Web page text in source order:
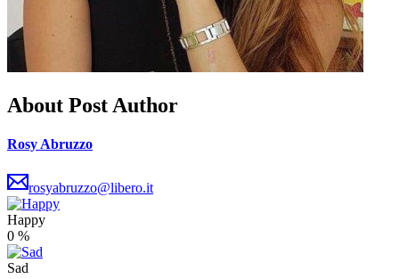
About Post Author
Rosy Abruzzo
rosyabruzzo@libero.it
Happy
0 %
Sad